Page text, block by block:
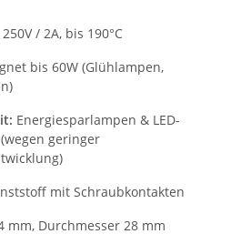
250V / 2A, bis 190°C
bis 60W (Glühlampen,
Energiesparlampen & LED-
geringer
mit Schraubkontakten
mm, Durchmesser 28 mm